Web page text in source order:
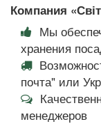
Компания
Мы
хранения
почта" или
менеджеров